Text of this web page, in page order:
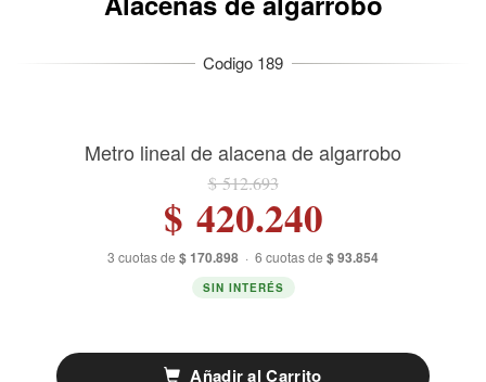
Metro lineal de alacena de algarrobo
$ 512.693
$ 420.240
3 cuotas de $ 170.898 · 6 cuotas de $ 93.854
SIN INTERÉS
Añadir al Carrito